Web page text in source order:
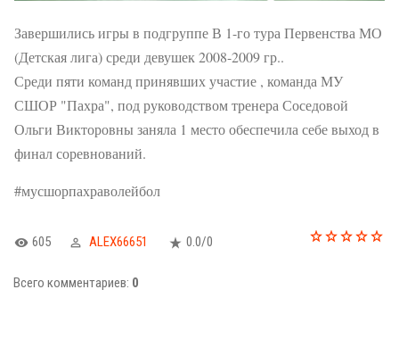
Завершились игры в подгруппе В 1-го тура Первенства МО
(Детская лига) среди девушек 2008-2009 гр..
Среди пяти команд принявших участие , команда МУ
СШОР "Пахра", под руководством тренера Соседовой
Ольги Викторовны заняла 1 место обеспечила себе выход в
финал соревнований.
#мусшорпахраволейбол
605 ALEX66651 0.0/0
Всего комментариев: 0